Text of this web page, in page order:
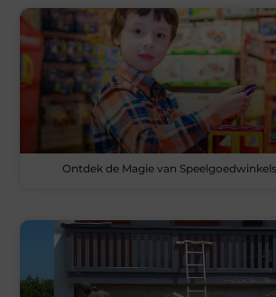
Ontdek de Magie van